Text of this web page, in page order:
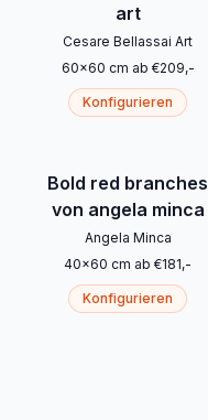
art
Cesare Bellassai Art
60x60 cm ab €209,-
Konfigurieren
Bold red branches
von angela minca
Angela Minca
40x60 cm ab €181,-
Konfigurieren